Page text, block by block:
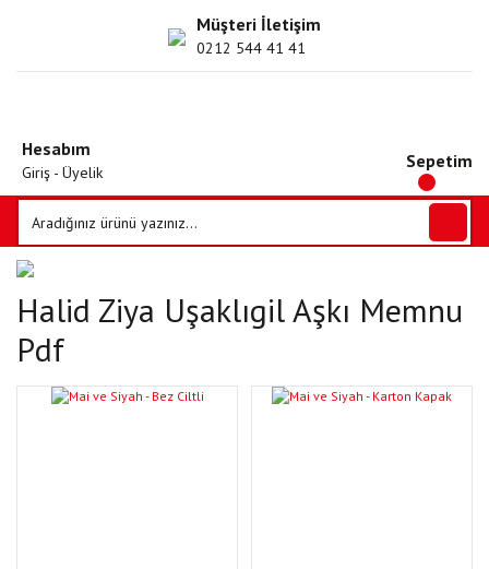
Müşteri İletişim
0212 544 41 41
Hesabım
Giriş - Üyelik
Sepetim
Halid Ziya Uşaklıgil Aşkı Memnu
Pdf